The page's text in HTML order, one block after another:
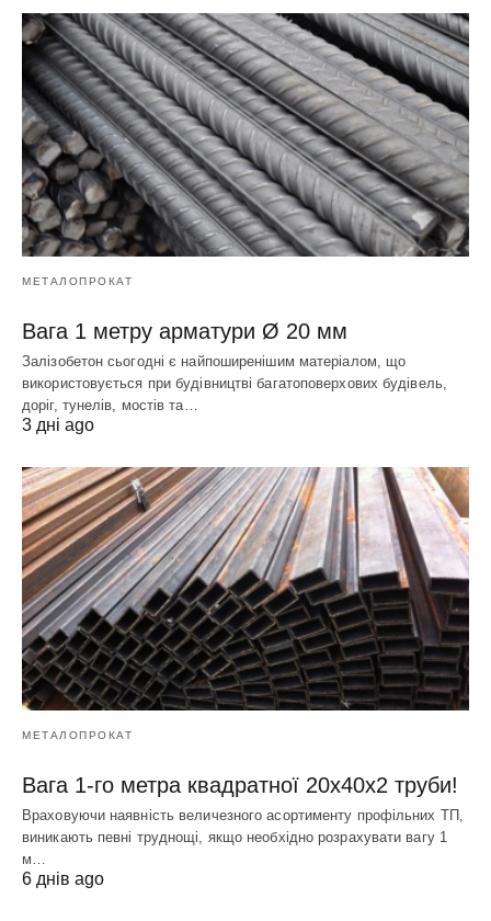
МЕТАЛОПРОКАТ
Вага 1 метру арматури Ø 20 мм
Залізобетон сьогодні є найпоширенішим матеріалом, що
використовується при будівництві багатоповерхових будівель,
доріг, тунелів, мостів та…
3 дні ago
МЕТАЛОПРОКАТ
Вага 1-го метра квадратної 20х40х2 труби!
Враховуючи наявність величезного асортименту профільних ТП,
виникають певні труднощі, якщо необхідно розрахувати вагу 1
м…
6 днів ago